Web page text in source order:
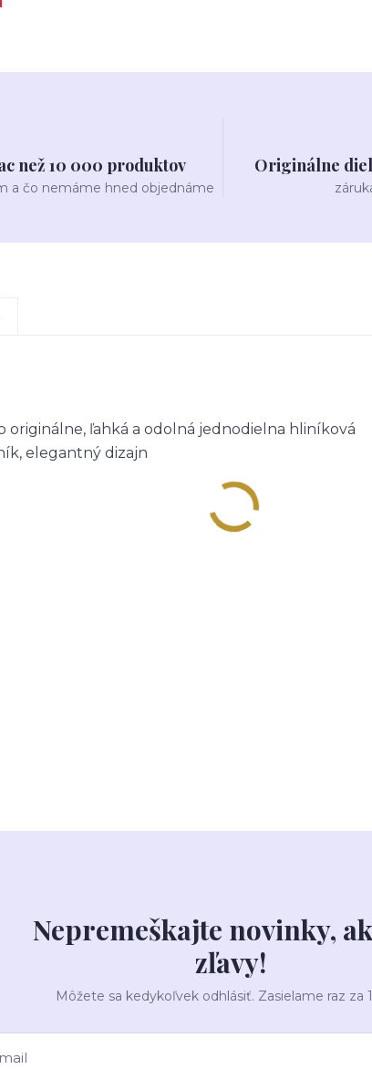
než 10 000 produktov
a čo nemáme hned objednáme
Originálne
originálne, ľahká a odolná jednodielna hliníková
elegantný dizajn
Nepremeškajte novinky,
zľavy!
Môžete sa kedykoľvek odhlásiť. Zasielame raz za